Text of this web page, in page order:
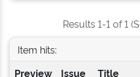
Results 1-1 of 1
Item hits:
Preview
Issue
Title